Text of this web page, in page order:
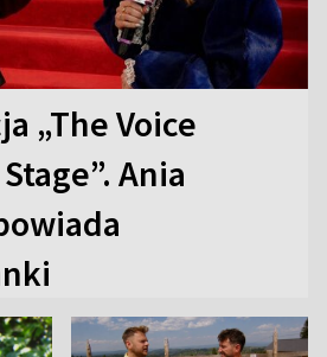
„The Voice
Ania